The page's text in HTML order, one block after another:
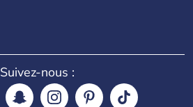
Suivez-nous :